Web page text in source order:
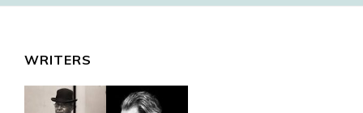
WRITERS